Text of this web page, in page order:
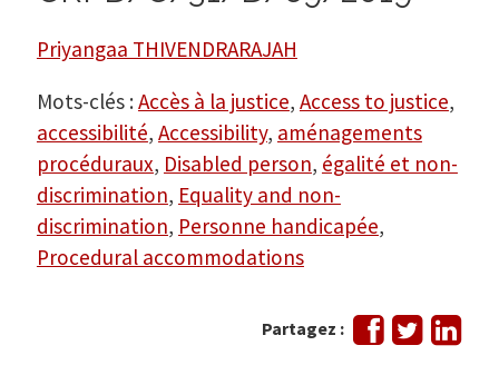
Priyangaa THIVENDRARAJAH
Mots-clés :Accès à la justice, Access to justice,
accessibilité, Accessibility, aménagements
procéduraux, Disabled person, égalité et non-
discrimination, Equality and non-
discrimination, Personne handicapée,
Procedural accommodations
Partagez :
Partager
sur
Tweeter